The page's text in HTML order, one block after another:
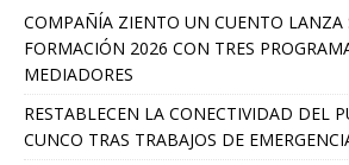
COMPAÑÍA ZIENTO UN CUENTO LANZA
FORMACIÓN 2026 CON TRES
MEDIADORES
RESTABLECEN LA CONECTIVIDAD DEL
CUNCO TRAS TRABAJOS DE